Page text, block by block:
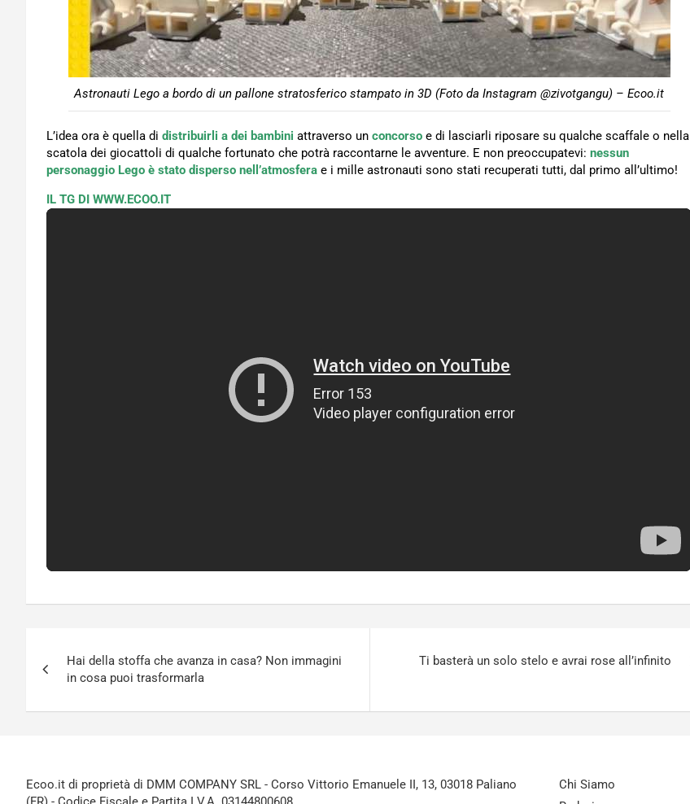
Astronauti Lego a bordo di un pallone stratosferico stampato in 3D (Foto da Instagram @zivotgangu) – Ecoo.it
L’idea ora è quella di distribuirli a dei bambini attraverso un concorso e di lasciarli riposare su qualche scaffale o nella
scatola dei giocattoli di qualche fortunato che potrà raccontarne le avventure. E non preoccupatevi: nessun
personaggio Lego è stato disperso nell’atmosfera e i mille astronauti sono stati recuperati tutti, dal primo all’ultimo!
IL TG DI WWW.ECOO.IT
articoli
Hai della stoffa che avanza in casa? Non immagini
in cosa puoi trasformarla
Ti basterà un solo stelo e avrai rose all’infinito
Ecoo.it di proprietà di DMM COMPANY SRL - Corso Vittorio Emanuele II, 13, 03018 Paliano
Chi Siamo